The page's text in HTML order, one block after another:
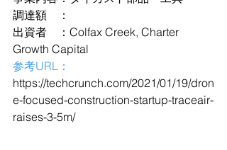
調達額　：
出資者　：Colfax Creek, Charter
Growth Capital
参考URL：
https://techcrunch.com/2021/01/19/dron
e-focused-construction-startup-traceair-
raises-3-5m/